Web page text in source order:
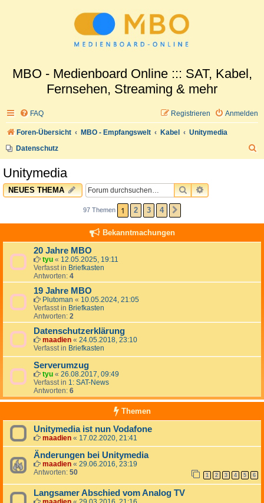
MBO - Medienboard Online ::: SAT, Kabel,
Fernsehen, Streaming & mehr
FAQ Anmelden
Registrieren
Foren-Übersicht MBO - Empfangswelt Kabel
Unitymedia
Datenschutz
Unitymedia
NEUES THEMA SUCHEERWEITERTE
97 Themen 1 2 3 4
Bekanntmachungen
20 Jahre MBO
tyu « 12.05.2025, 19:11
Verfasst in Briefkasten
Antworten: 4
19 Jahre MBO
Plutoman « 10.05.2024, 21:05
Verfasst in Briefkasten
Antworten: 2
Datenschutzerklärung
maadien « 24.05.2018, 23:10
Verfasst in Briefkasten
Serverumzug
tyu « 26.08.2017, 09:49
Verfasst in 1: SAT-News
Antworten: 6
Themen
Unitymedia ist nun Vodafone
maadien « 17.02.2020, 21:41
Änderungen bei Unitymedia
maadien « 29.06.2016, 23:19
Antworten: 50 1 2 3 4 5 6
Langsamer Abschied vom Analog TV